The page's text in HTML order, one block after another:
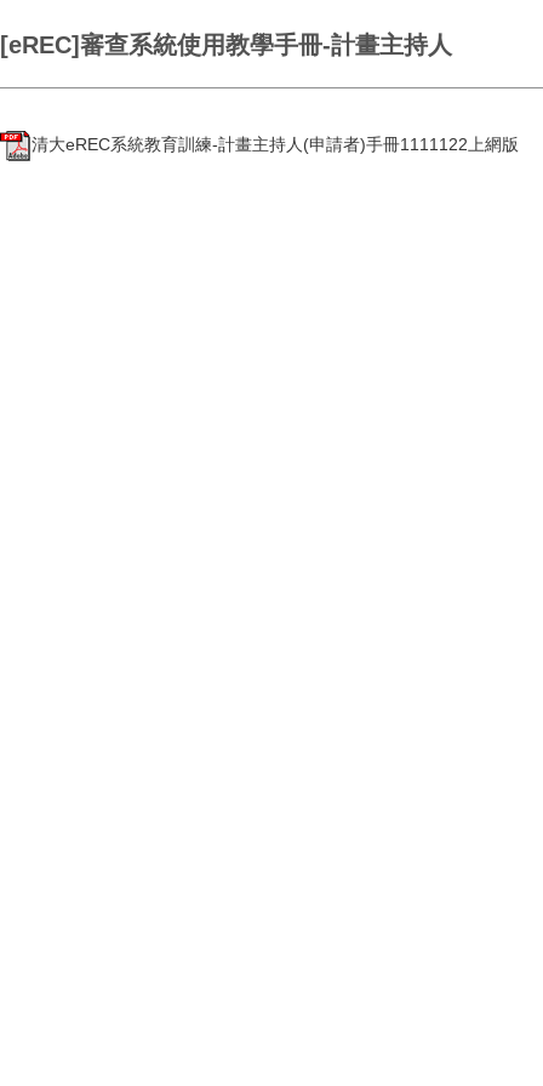
[eREC]審查系統使用教學手冊-計畫主持人
清大eREC系統教育訓練-計畫主持人(申請者)手冊1111122上網版